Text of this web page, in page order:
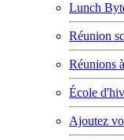
Lunch
Réunion
Réunions
École
Ajoutez